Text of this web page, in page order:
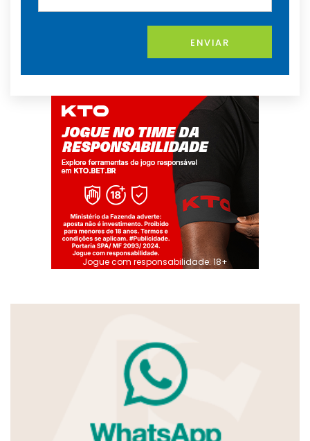
ENVIAR
Jogue com responsabilidade. 18+